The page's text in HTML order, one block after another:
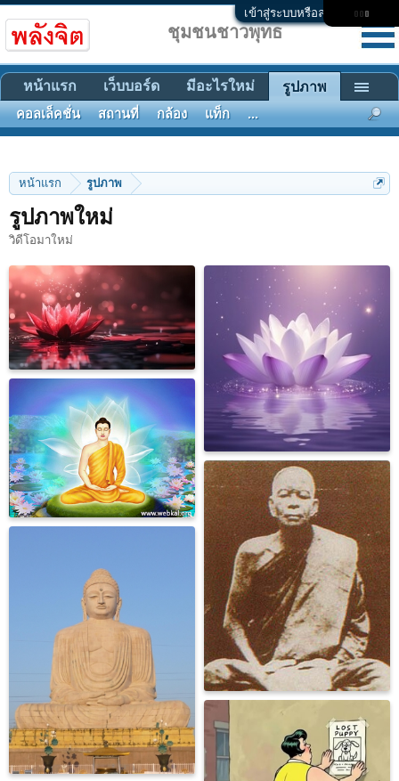
เข้าสู่ระบบหรือลงทะเบียน
หน้าแรก รูปภาพ
รูปภาพใหม่
วิดีโอมาใหม่
ชุมชนชาวพุทธ
หน้าแรก เว็บบอร์ด มีอะไรใหม่ รูปภาพ
คอลเล็คชั่น สถานที่ กล้อง แท็ก ...